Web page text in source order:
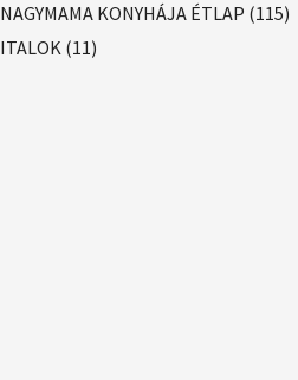
NAGYMAMA KONYHÁJA ÉTLAP (115)
ITALOK (11)